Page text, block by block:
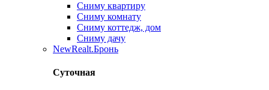
Сниму квартиру
Сниму комнату
Сниму коттедж, дом
Сниму дачу
NewRealt.Бронь
Суточная